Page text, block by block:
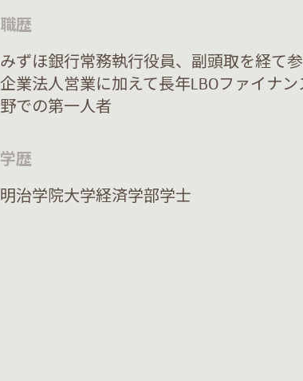
職歴
みずほ銀行常務執行役員、副頭取を経て
企業法人営業に加えて長年LBOファイナ
野での第一人者
学歴
明治学院大学経済学部学士